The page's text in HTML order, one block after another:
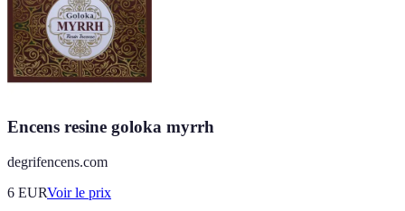
Encens resine goloka myrrh
degrifencens.com
6 EURVoir le prix